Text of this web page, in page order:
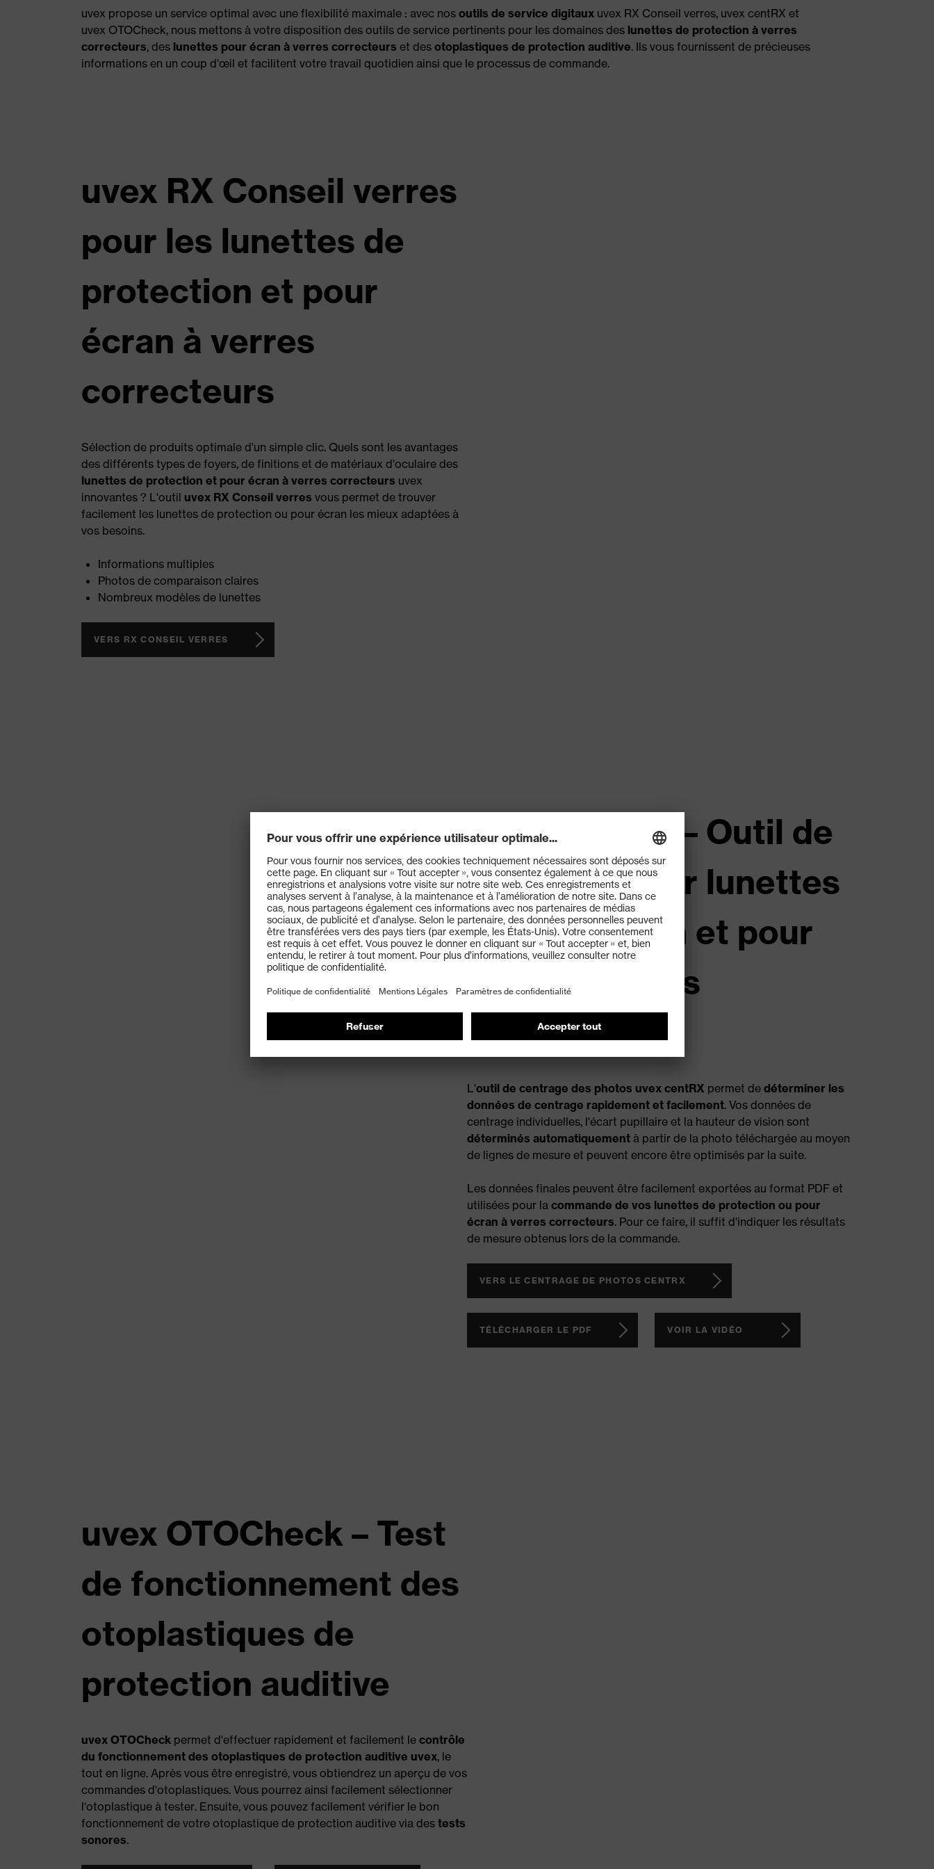
uvex propose un service optimal avec une flexibilité maximale : avec nos outils de service digitaux uvex RX Conseil verres, uvex centRX et
uvex OTOCheck, nous mettons à votre disposition des outils de service pertinents pour les domaines des lunettes de protection à verres
correcteurs, des lunettes pour écran à verres correcteurs et des otoplastiques de protection auditive. Ils vous fournissent de précieuses
informations en un coup d'œil et facilitent votre travail quotidien ainsi que le processus de commande.
uvex RX Conseil verres
pour les lunettes de
protection et pour
écran à verres
correcteurs
Sélection de produits optimale d'un simple clic. Quels sont les avantages
des différents types de foyers, de finitions et de matériaux d'oculaire des
lunettes de protection et pour écran à verres correcteurs uvex
innovantes ? L'outil uvex RX Conseil verres vous permet de trouver
facilement les lunettes de protection ou pour écran les mieux adaptées à
vos besoins.
Informations multiples
Photos de comparaison claires
Nombreux modèles de lunettes
VERS RX CONSEIL VERRES
uvex centRX – Outil de
centrage pour lunettes
de protection et pour
écran à verres
correcteurs
L'outil de centrage des photos uvex centRX permet de déterminer les
données de centrage rapidement et facilement. Vos données de
centrage individuelles, l'écart pupillaire et la hauteur de vision sont
déterminés automatiquement à partir de la photo téléchargée au moyen
de lignes de mesure et peuvent encore être optimisés par la suite.
Les données finales peuvent être facilement exportées au format PDF et
utilisées pour la commande de vos lunettes de protection ou pour
écran à verres correcteurs. Pour ce faire, il suffit d'indiquer les résultats
de mesure obtenus lors de la commande.
VERS LE CENTRAGE DE PHOTOS CENTRX
TÉLÉCHARGER LE PDF VOIR LA VIDÉO
uvex OTOCheck – Test
de fonctionnement des
otoplastiques de
protection auditive
uvex OTOCheck permet d'effectuer rapidement et facilement le contrôle
du fonctionnement des otoplastiques de protection auditive uvex, le
tout en ligne. Après vous être enregistré, vous obtiendrez un aperçu de vos
commandes d'otoplastiques. Vous pourrez ainsi facilement sélectionner
l'otoplastique à tester. Ensuite, vous pouvez facilement vérifier le bon
fonctionnement de votre otoplastique de protection auditive via des tests
sonores.